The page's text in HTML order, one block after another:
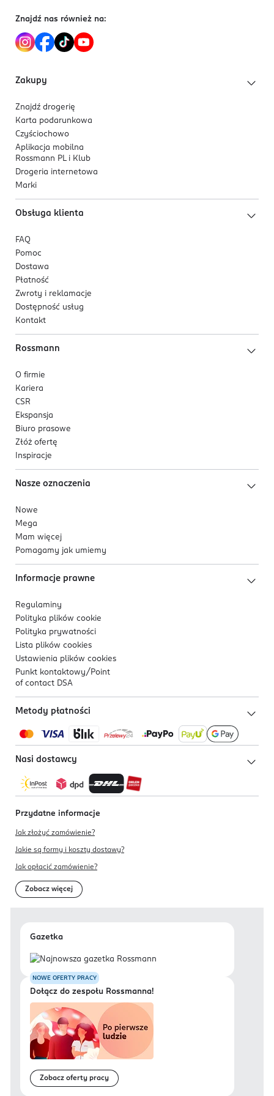
Znajdź nas również na:
Zakupy
Znajdź drogerię
Karta podarunkowa
Czyściochowo
Aplikacja mobilna
Rossmann PL i Klub
Drogeria internetowa
Marki
Obsługa klienta
FAQ
Pomoc
Dostawa
Płatność
Zwroty i reklamacje
Dostępność usług
Kontakt
Rossmann
O firmie
Kariera
CSR
Ekspansja
Biuro prasowe
Złóż ofertę
Inspiracje
Nasze oznaczenia
Nowe
Mega
Mam więcej
Pomagamy jak umiemy
Informacje prawne
Regulaminy
Polityka plików cookie
Polityka prywatności
Lista plików cookies
Ustawienia plików cookies
Punkt kontaktowy/ Point
of contact DSA
Metody płatności
Nasi dostawcy
Przydatne informacje
Jak złożyć zamówienie?
Jakie są formy i koszty dostawy?
Jak opłacić zamówienie?
Zobacz więcej
Gazetka
NOWE OFERTY PRACY
Dołącz do zespołu Rossmanna!
Zobacz oferty pracy